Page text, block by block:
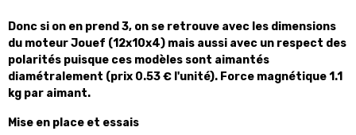
Donc si on en prend 3, on se retrouve avec les dimensions
du moteur Jouef (12x10x4) mais aussi avec un respect des
polarités puisque ces modèles sont aimantés
diamétralement (prix 0.53 € l'unité). Force magnétique 1.1
kg par aimant.
Mise en place et essais